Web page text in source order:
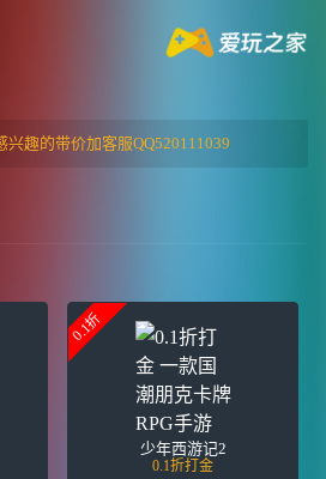
趣的带价加客服QQ520111039
0.1折
少年西游记2
0.1折打金